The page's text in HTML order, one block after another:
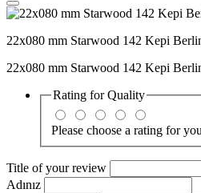
22x080 mm Starwood 142 Kepi
22x080 mm Starwood 142 Kepi
Rating forQuality
Please choose a rating for
Title of your review
Adınız